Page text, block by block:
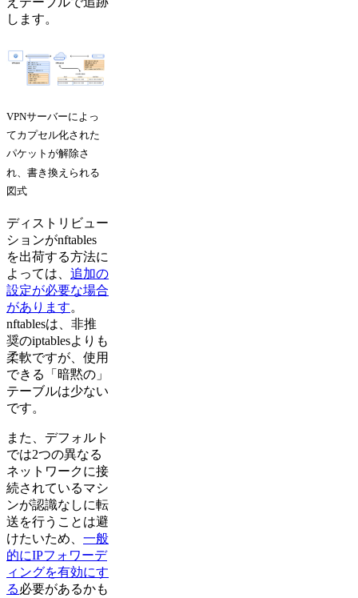
します。
VPNサーバーによっ
てカプセル化された
パケットが解除さ
れ、書き換えられる
図式
ディストリビュー
ションがnftables
を出荷する方法に
よっては、 追加の
設定が必要な場合
があります。
nftablesは、非推
奨のiptablesよりも
柔軟ですが、使用
できる「暗黙の」
テーブルは少ない
です。
また、デフォルト
では2つの異なる
ネットワークに接
続されているマシ
ンが認識なしに転
送を行うことは避
けたいため、 一般
的にIPフォワーデ
ィングを有効にす
る必要があるかも